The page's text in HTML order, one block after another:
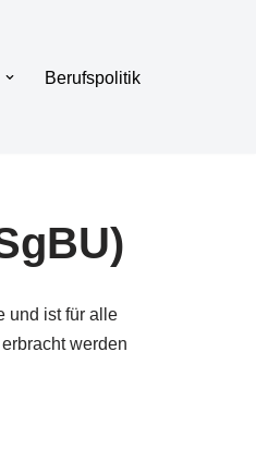
Berufspolitik
und ist für alle
werden